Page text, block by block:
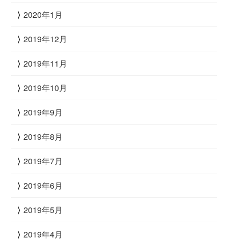
2020年1月
2019年12月
2019年11月
2019年10月
2019年9月
2019年8月
2019年7月
2019年6月
2019年5月
2019年4月